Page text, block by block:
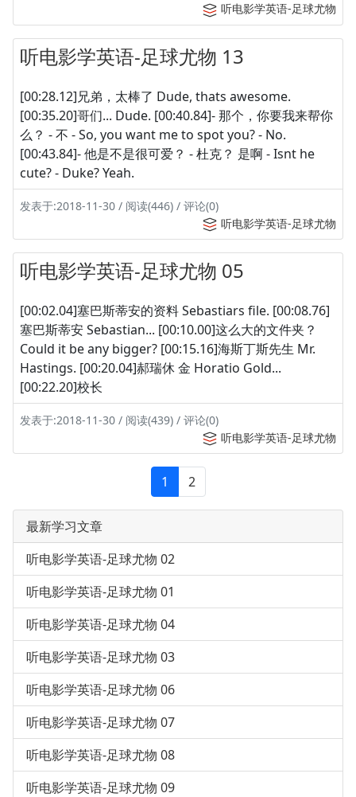
听电影学英语-足球尤物
听电影学英语-足球尤物 13
[00:28.12]兄弟，太棒了 Dude, thats awesome.
[00:35.20]哥们... Dude. [00:40.84]- 那个，你要我来帮你
么？ - 不 - So, you want me to spot you? - No.
[00:43.84]- 他是不是很可爱？ - 杜克？ 是啊 - Isnt he
cute? - Duke? Yeah.
发表于:2018-11-30 / 阅读(446) / 评论(0)
听电影学英语-足球尤物
听电影学英语-足球尤物 05
[00:02.04]塞巴斯蒂安的资料 Sebastiars file. [00:08.76]
塞巴斯蒂安 Sebastian... [00:10.00]这么大的文件夹？
Could it be any bigger? [00:15.16]海斯丁斯先生 Mr.
Hastings. [00:20.04]郝瑞休 金 Horatio Gold...
[00:22.20]校长
发表于:2018-11-30 / 阅读(439) / 评论(0)
听电影学英语-足球尤物
1 2
最新学习文章
听电影学英语-足球尤物 02
听电影学英语-足球尤物 01
听电影学英语-足球尤物 04
听电影学英语-足球尤物 03
听电影学英语-足球尤物 06
听电影学英语-足球尤物 07
听电影学英语-足球尤物 08
听电影学英语-足球尤物 09